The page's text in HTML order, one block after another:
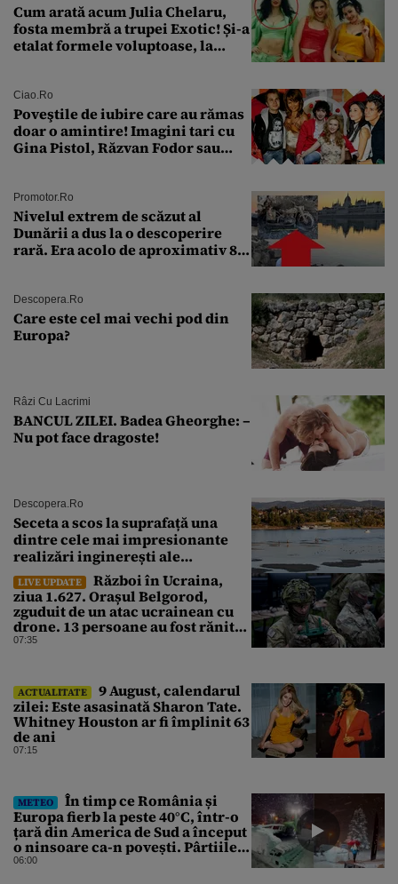
Cum arată acum Julia Chelaru,
fosta membră a trupei Exotic! Și-a
etalat formele voluptoase, la
Ciao.ro
Poveştile de iubire care au rămas
doar o amintire! Imagini tari cu
Gina Pistol, Răzvan Fodor sau
Promotor.ro
Nivelul extrem de scăzut al
Dunării a dus la o descoperire
rară. Era acolo de aproximativ 80
Descopera.ro
Care este cel mai vechi pod din
Europa?
Râzi Cu Lacrimi
BANCUL ZILEI. Badea Gheorghe: –
Nu pot face dragoste!
Descopera.ro
Seceta a scos la suprafață una
dintre cele mai impresionante
realizări inginerești ale
Imperiului Roman
LIVE UPDATE
Război în Ucraina,
ziua 1.627. Orașul Belgorod,
zguduit de un atac ucrainean cu
drone. 13 persoane au fost rănite
și mai multe clădiri, incendiate
07:35
ACTUALITATE
9 August, calendarul
zilei: Este asasinată Sharon Tate.
Whitney Houston ar fi împlinit 63
de ani
07:15
METEO
În timp ce România și
Europa fierb la peste 40°C, într-o
țară din America de Sud a început
o ninsoare ca-n povești. Pârtiile
s-au umplut de schiori
06:00